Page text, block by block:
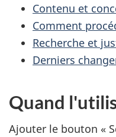
Contenu et
Comment
Recherche et
Derniers
Quand
Ajouter le bouton «